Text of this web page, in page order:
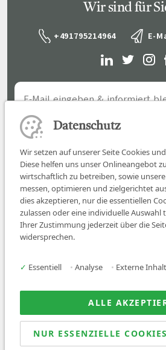
Wir sind für
+491795214964 E-
Job finden
Über uns
News
Datenschutz
Wir setzen auf unserer Seite Cookies
Diese helfen uns unser Onlineangebot
wirtschaftlich zu betreiben, sowie
messen, optimieren und zielgerichtet
dies akzeptieren, nur die essentiellen
zulassen oder eine individuelle Auswahl
Ihrer Zustimmung jederzeit über die
widersprechen.
✓ Essentiell • Analyse • Externe
ALLE
NUR ESSENZIELLE